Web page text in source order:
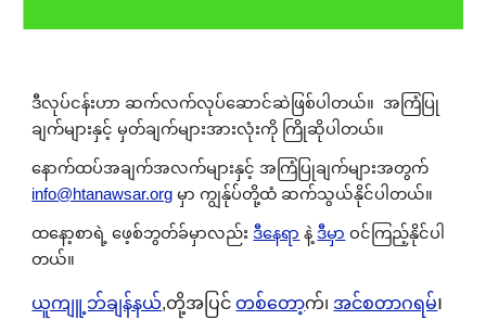
ဒီလုပ်ငန်းဟာ ဆက်လက်လုပ်ဆောင်ဆဲဖြစ်ပါတယ်။ အကြံပြု
ချက်များနှင့် မှတ်ချက်များအားလုံးကို ကြိုဆိုပါတယ်။
နောက်ထပ်အချက်အလက်များနှင့် အကြံပြုချက်များအတွက်
info@htanawsar.org မှာ ကျွန်ုပ်တို့ထံ ဆက်သွယ်နိုင်ပါတယ်။
ထနော့စာရဲ့ ဖေ့စ်ဘွတ်ခ်မှာလည်း ဒီနေရာ နဲ့ ဒီမှာ ဝင်ကြည့်နိုင်ပါ
တယ်။
ယူကျူ့ဘ်ချန်နယ်,တို့အပြင်တစ်တော့က်၊ အင်စတာဂရမ်၊